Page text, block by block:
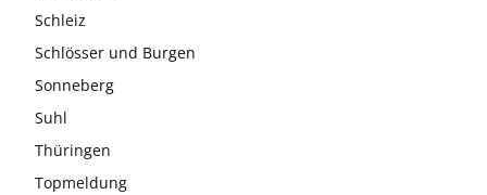
Schleiz
Schlösser und Burgen
Sonneberg
Suhl
Thüringen
Topmeldung